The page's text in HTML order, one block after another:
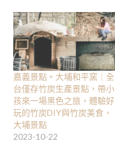
嘉義景點。大埔和平窯｜全
台僅存竹炭生產景點，帶小
孩來一場黑色之旅，體驗好
玩的竹炭DIY與竹炭美食，
大埔景點
2023-10-22